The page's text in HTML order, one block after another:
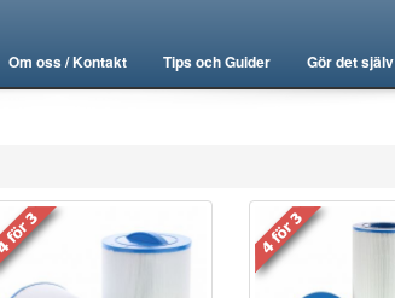
Om oss / Kontakt Tips och Guider Gör det själv